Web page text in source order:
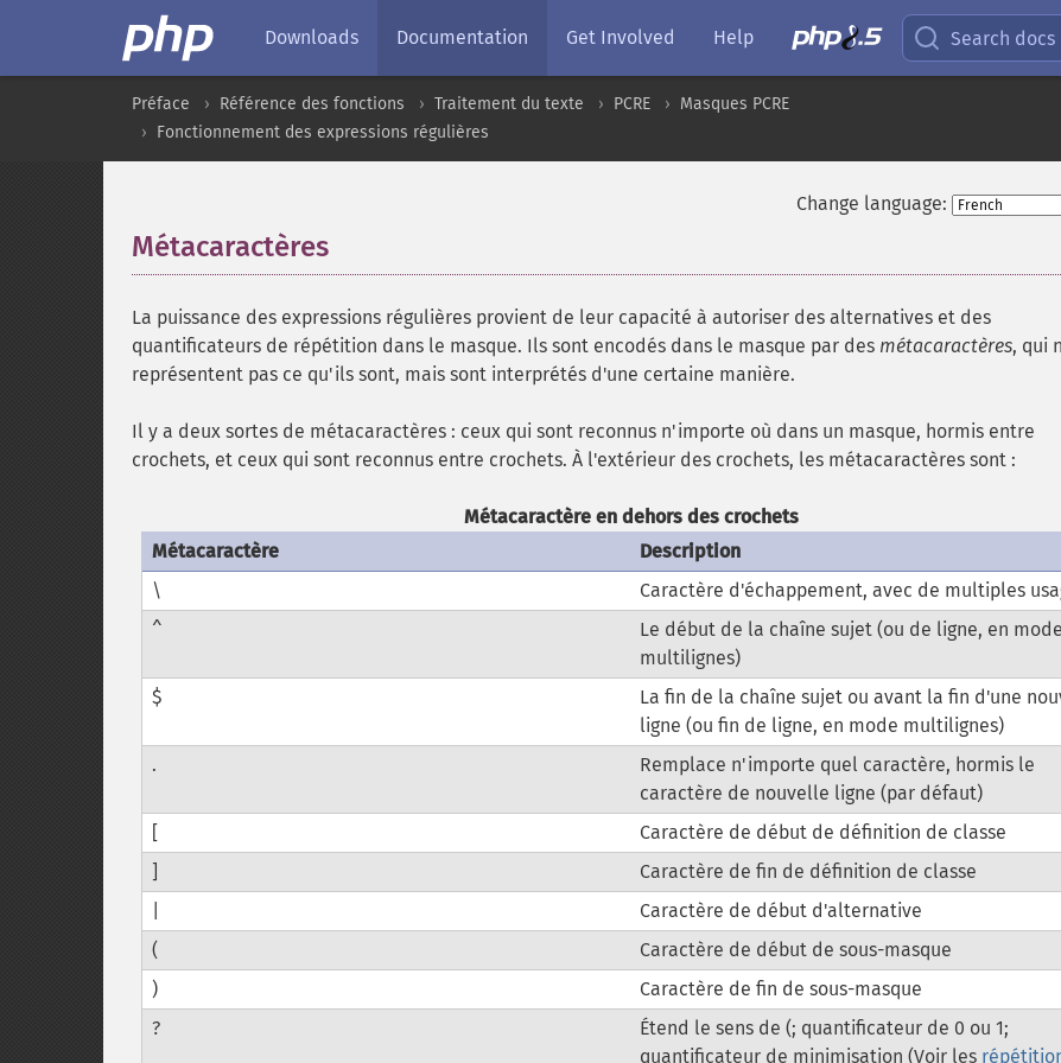
Downloads Documentation Get Involved Help Search docs
Préface Référence des fonctions Traitement du texte PCRE
Masques PCRE
Fonctionnement des expressions régulières
Change language:
Métacaractères
La puissance des expressions régulières provient de leur capacité à autoriser des alternatives et des
quantificateurs de répétition dans le masque. Ils sont encodés dans le masque par des métacaractères, qui
représentent pas ce qu'ils sont, mais sont interprétés d'une certaine manière.
Il y a deux sortes de métacaractères : ceux qui sont reconnus n'importe où dans un masque, hormis entre
crochets, et ceux qui sont reconnus entre crochets. À l'extérieur des crochets, les métacaractères sont :
Métacaractère en dehors des crochets
Métacaractère
Description
\
Caractère d'échappement, avec de multiples
^
Le début de la chaîne sujet (ou de ligne, en mode
multilignes)
$
La fin de la chaîne sujet ou avant la fin d'une
ligne (ou fin de ligne, en mode multilignes)
.
Remplace n'importe quel caractère, hormis le
caractère de nouvelle ligne (par défaut)
[
Caractère de début de définition de classe
]
Caractère de fin de définition de classe
Caractère de début d'alternative
(
Caractère de début de sous-masque
)
Caractère de fin de sous-masque
?
Étend le sens de (; quantificateur de 0 ou 1;
quantificateur de minimisation (Voir les